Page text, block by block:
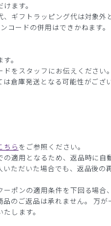
ます。
ギフトラッピング代は対象外
コードの併用はできかねます。
。
をスタッフにお伝えください。
倉庫発送となる可能性がござ
ちら をご参照ください。
適用となるため、返品時に自
いただいた場合でも、返品後
ーポンの適用条件を下回る場
のご返品は承れません。 万
します。